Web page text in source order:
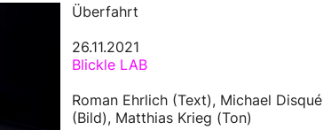
Überfahrt
26.11.2021
Blickle LAB
Roman Ehrlich (Text), Michael Disqué
(Bild), Matthias Krieg (Ton)